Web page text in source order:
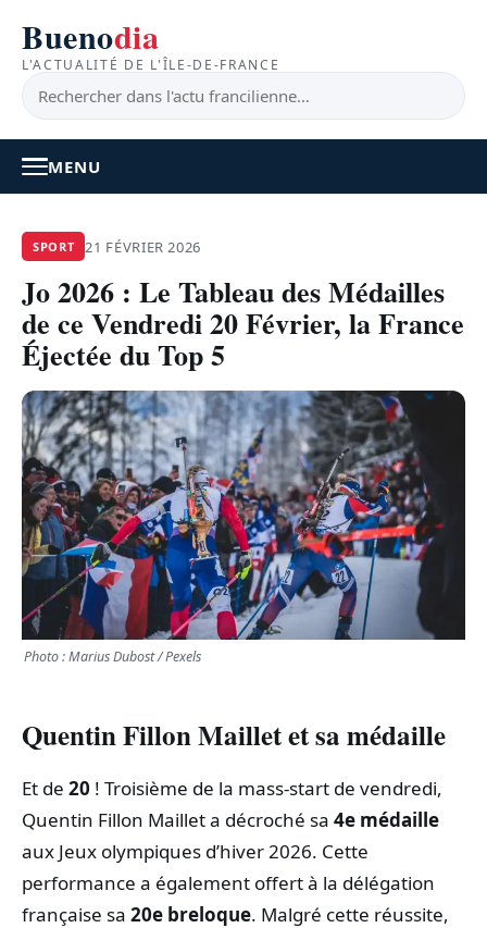
Buenodia
L'ACTUALITÉ DE L'ÎLE-DE-FRANCE
MENU
ACTUALITÉ
BONS PLANS
FEEL GOOD
FAITS DIVERS
TRANSPORTS
ÉCONOMIE
POLITIQUE
SCIENCES & TECH
SPORT 21 FÉVRIER 2026
Jo 2026 : Le Tableau des Médailles
de ce Vendredi 20 Février, la France
Éjectée du Top 5
Photo : Marius Dubost / Pexels
Quentin Fillon Maillet et sa médaille
Et de 20 ! Troisième de la mass-start de vendredi,
Quentin Fillon Maillet a décroché sa 4e médaille
aux Jeux olympiques d’hiver 2026. Cette
performance a également offert à la délégation
française sa 20e breloque. Malgré cette réussite,